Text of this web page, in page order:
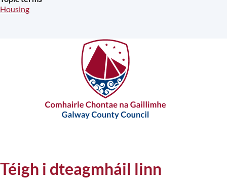
Housing
Téigh i dteagmháil linn